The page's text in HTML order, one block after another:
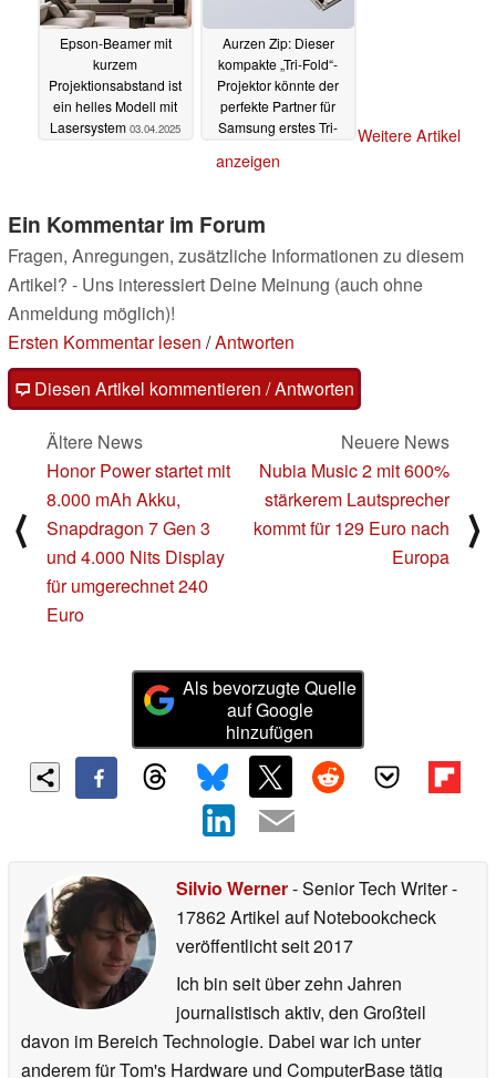
Epson-Beamer mit
kurzem
Projektionsabstand ist
ein helles Modell mit
Lasersystem 03.04.2025
Aurzen Zip: Dieser
kompakte „Tri-Fold“-
Projektor könnte der
perfekte Partner für
Samsung erstes Tri-
Weitere Artikel
anzeigen
Ein Kommentar im Forum
Fragen, Anregungen, zusätzliche Informationen zu diesem
Artikel? - Uns interessiert Deine Meinung (auch ohne
Anmeldung möglich)!
Ersten Kommentar lesen /Antworten
Diesen Artikel kommentieren / Antworten
⟨
Ältere News
Honor Power startet mit
8.000 mAh Akku,
Snapdragon 7 Gen 3
und 4.000 Nits Display
für umgerechnet 240
Euro
Neuere News
Nubia Music 2 mit 600%
stärkerem Lautsprecher
kommt für 129 Euro nach
Europa
⟩
Als bevorzugte Quelle
auf Google
hinzufügen
Silvio Werner- Senior Tech Writer-
17862 Artikel auf Notebookcheck
veröffentlichtseit 2017
Ich bin seit über zehn Jahren
journalistisch aktiv, den Großteil
davon im Bereich Technologie. Dabei war ich unter
anderem für Tom's Hardware und ComputerBase tätig